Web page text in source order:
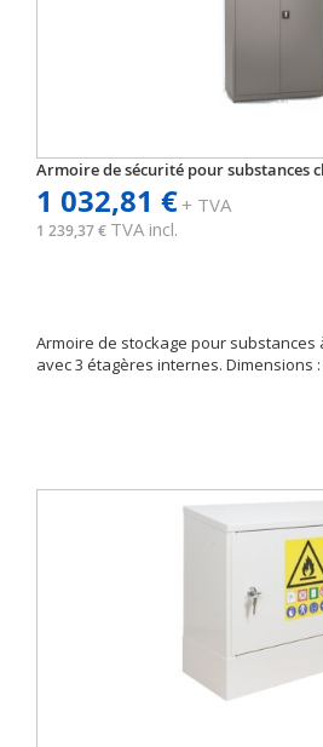
Armoire de sécurité pour substances
1 032,81 €+ TVA
1 239,37 € TVA incl.
Armoire de stockage pour
avec 3 étagères internes. Dimensions :